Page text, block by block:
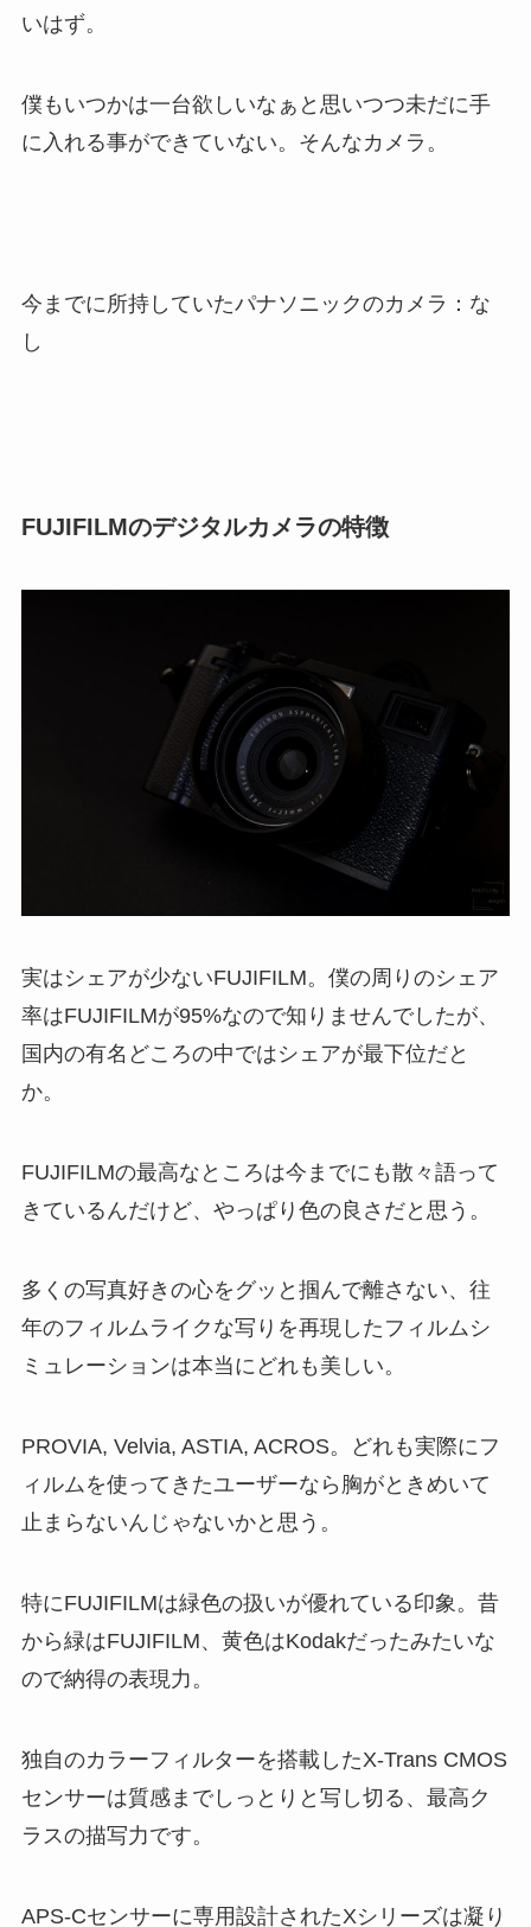
いはず。
僕もいつかは一台欲しいなぁと思いつつ未だに手
に入れる事ができていない。そんなカメラ。
今までに所持していたパナソニックのカメラ：な
し
FUJIFILMのデジタルカメラの特徴
実はシェアが少ないFUJIFILM。僕の周りのシェア
率はFUJIFILMが95%なので知りませんでしたが、
国内の有名どころの中ではシェアが最下位だと
か。
FUJIFILMの最高なところは今までにも散々語って
きているんだけど、やっぱり色の良さだと思う。
多くの写真好きの心をグッと掴んで離さない、往
年のフィルムライクな写りを再現したフィルムシ
ミュレーションは本当にどれも美しい。
PROVIA, Velvia, ASTIA, ACROS。どれも実際にフ
ィルムを使ってきたユーザーなら胸がときめいて
止まらないんじゃないかと思う。
特にFUJIFILMは緑色の扱いが優れている印象。昔
から緑はFUJIFILM、黄色はKodakだったみたいな
ので納得の表現力。
独自のカラーフィルターを搭載したX-Trans CMOS
センサーは質感までしっとりと写し切る、最高ク
ラスの描写力です。
APS-Cセンサーに専用設計されたXシリーズは凝り